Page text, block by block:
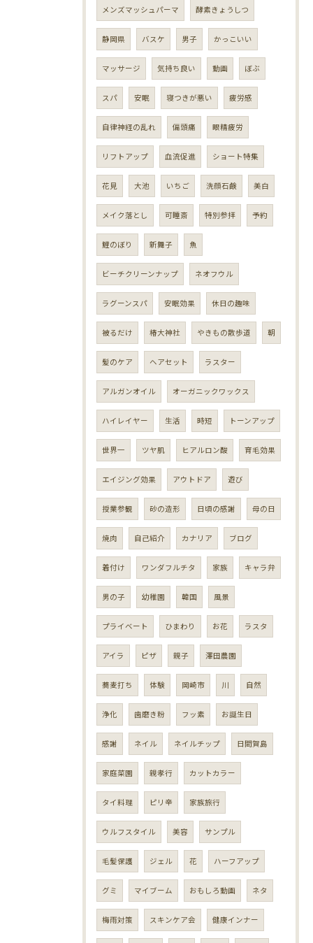
メンズマッシュパーマ 酵素きょうしつ
静岡県 バスケ 男子 かっこいい
マッサージ 気持ち良い 動画 ぼぶ
スパ 安眠 寝つきが悪い 疲労感
自律神経の乱れ 偏頭痛 眼精疲労
リフトアップ 血流促進 ショート特集
花見 大池 いちご 洗顔石鹸 美白
メイク落とし 可睡斎 特別参拝 予約
鯉のぼり 新舞子 魚
ビーチクリーンナップ ネオフウル
ラグーンスパ 安眠効果 休日の趣味
被るだけ 椿大神社 やきもの散歩道 朝
髪のケア ヘアセット ラスター
アルガンオイル オーガニックワックス
ハイレイヤー 生活 時短 トーンアップ
世界一 ツヤ肌 ヒアルロン酸 育毛効果
エイジング効果 アウトドア 遊び
授業参観 砂の造形 日頃の感謝 母の日
焼肉 自己紹介 カナリア ブログ
着付け ワンダフルチタ 家族 キャラ弁
男の子 幼稚園 韓国 風景
プライベート ひまわり お花 ラスタ
アイラ ピザ 親子 澤田農園
蕎麦打ち 体験 岡崎市 川 自然
浄化 歯磨き粉 フッ素 お誕生日
感謝 ネイル ネイルチップ 日間賀島
家庭菜園 親孝行 カットカラー
タイ料理 ピリ辛 家族旅行
ウルフスタイル 美容 サンプル
毛髪保護 ジェル 花 ハーフアップ
グミ マイブーム おもしろ動画 ネタ
梅雨対策 スキンケア会 健康インナー